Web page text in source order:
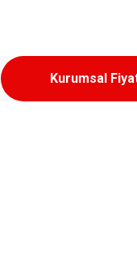
Kurumsal